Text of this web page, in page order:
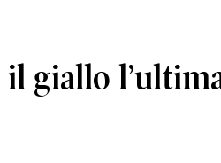
il giallo